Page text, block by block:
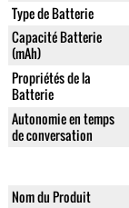
Type de Batterie
Capacité Batterie
(mAh)
Propriétés de la
Batterie
Autonomie en temps
de conversation
Nom du Produit